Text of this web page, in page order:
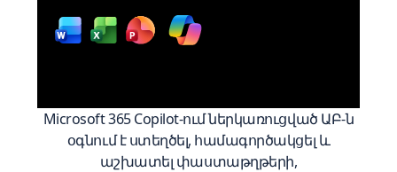
Microsoft 365 Copilot-ում ներկառուցված ԱԲ-ն
օգնում է ստեղծել, համագործակցել և
աշխատել փաստաթղթերի,